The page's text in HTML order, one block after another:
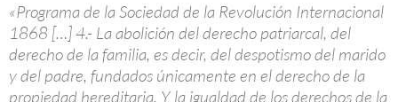
«Programa de la Sociedad de la Revolución Internacional
1868 […] 4.- La abolición del derecho patriarcal, del
derecho de la familia, es decir, del despotismo del marido
y del padre, fundados únicamente en el derecho de la
propiedad hereditaria. Y la igualdad de los derechos de la